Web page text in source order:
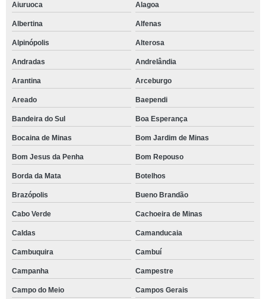
Aiuruoca Alagoa
Albertina Alfenas
Alpinópolis Alterosa
Andradas Andrelândia
Arantina Arceburgo
Areado Baependi
Bandeira do Sul Boa Esperança
Bocaina de Minas Bom Jardim de Minas
Bom Jesus da Penha Bom Repouso
Borda da Mata Botelhos
Brazópolis Bueno Brandão
Cabo Verde Cachoeira de Minas
Caldas Camanducaia
Cambuquira Cambuí
Campanha Campestre
Campo do Meio Campos Gerais